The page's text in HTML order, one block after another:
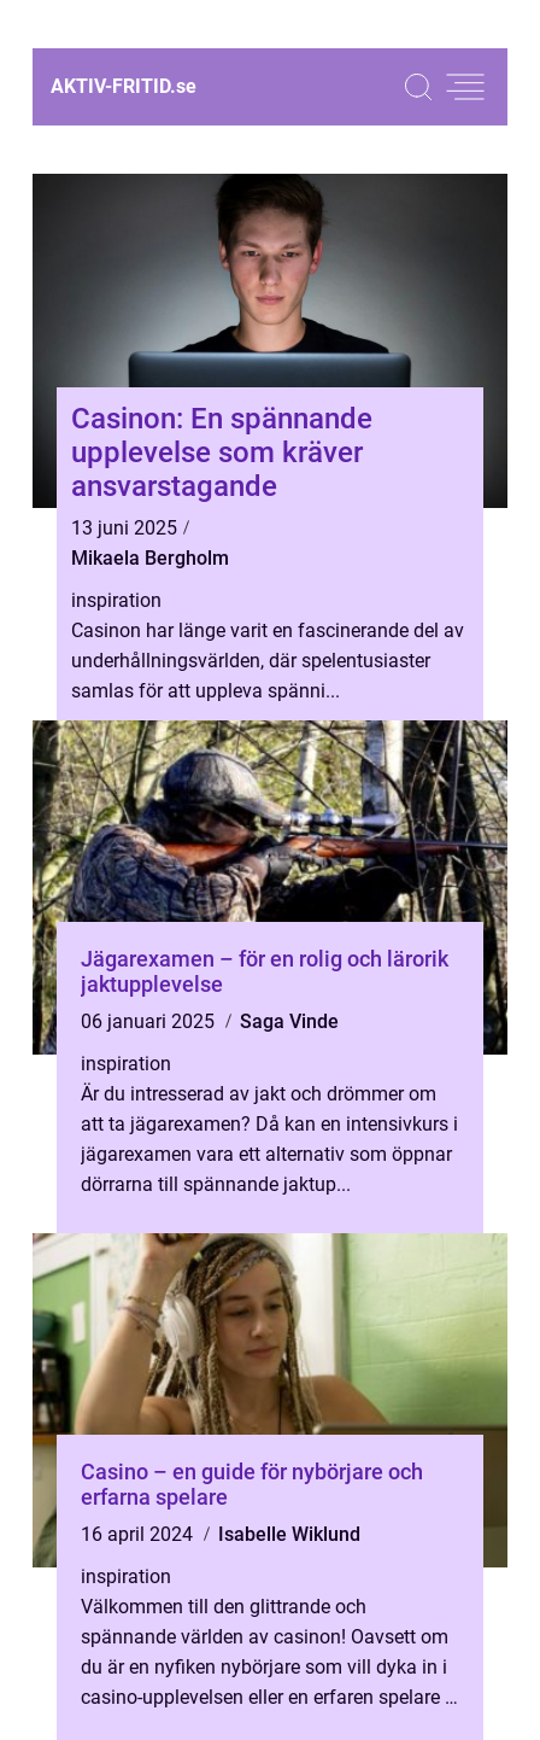
AKTIV-FRITID.se
Casinon: En spännande
upplevelse som kräver
ansvarstagande
13 juni 2025
Mikaela Bergholm
inspiration
Casinon har länge varit en fascinerande del av
underhållningsvärlden, där spelentusiaster
samlas för att uppleva spänni...
Jägarexamen – för en rolig och lärorik
jaktupplevelse
06 januari 2025
Saga Vinde
inspiration
Är du intresserad av jakt och drömmer om
att ta jägarexamen? Då kan en intensivkurs i
jägarexamen vara ett alternativ som öppnar
dörrarna till spännande jaktup...
Casino – en guide för nybörjare och
erfarna spelare
16 april 2024
Isabelle Wiklund
inspiration
Välkommen till den glittrande och
spännande världen av casinon! Oavsett om
du är en nyfiken nybörjare som vill dyka in i
casino-upplevelsen eller en erfaren spelare i